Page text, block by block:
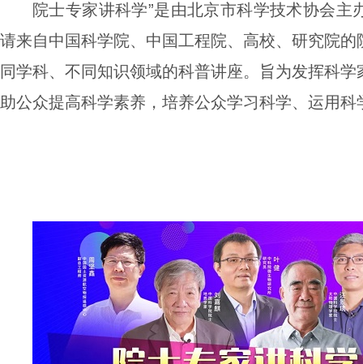
院士专家讲科学”是由北京市科学技术协会主
请来自中国科学院、中国工程院、高校、研究院
同学科、不同知识领域的科普讲座。旨为发挥科学
助公众提高科学素养，培养公众学习科学、运用科